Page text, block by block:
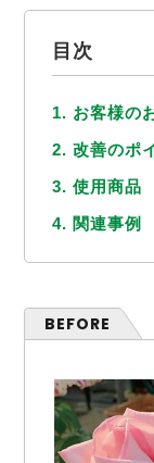
目次
1. お客様の
2. 改善のポ
3. 使用商品
4. 関連事例
BEFORE